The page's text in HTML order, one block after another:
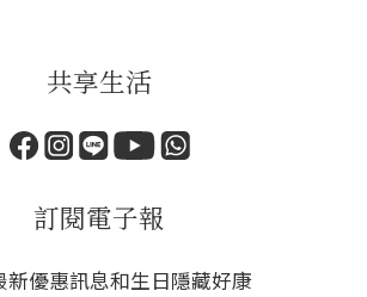
共享生活
訂閱電子報
新優惠訊息和生日隱藏好康